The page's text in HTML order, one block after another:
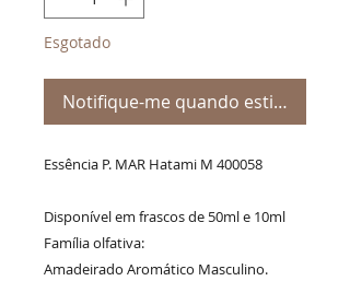
Esgotado
Notifique-me quando estiver
Essência P. MAR Hatami M 400058
Disponível em frascos de 50ml e 10ml
Família olfativa:
Amadeirado Aromático Masculino.